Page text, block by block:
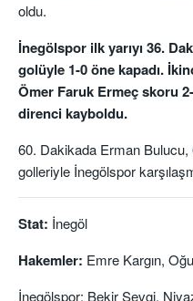
oldu.
İnegölspor ilk yarıyı 36.
golüyle 1-0 öne kapadı.
Ömer Faruk Ermeç skoru
direnci kayboldu.
60. Dakikada Erman
golleriyle İnegölspor
Stat: İnegöl
Hakemler: Emre Kargın,
İnegölspor: Bekir Sevgi,